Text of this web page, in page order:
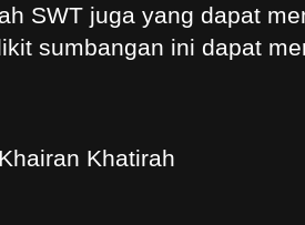
SWT juga yang dapat
sumbangan ini dapat
Khatirah